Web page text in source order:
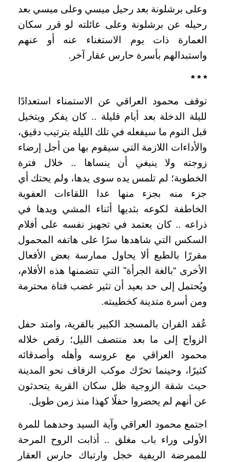
وعلى برشلونة بعد رحيل ميسي وعلى ميسي بعد
رحيله عن برشلونة وعلى عائلته لو قرر سكان
العمارة ذات يوم الاستغناء عنه أو عنهم
واستبدالهم بأسرة حارس عقار آخر.
* * *
توقف محمود العراقي عن الاستمناء استعدادًا
لليلة الدخلة بعد أيام قليلة .. كان يفكر ويتخيل
قبل النوم ما سيفعله في تلك الليلة بترتيب دقيق،
والأداءات اللازمة التي سيقوم بها من أجل إرضاء
زوجته ولا ينبغي أن ينساها .. خلال فترة
الخطوبة؛ لم تلمس يده سوى يدها، ولم يحتك أي
جزء منه بجزء منها عدا اللقاءات العفوية
الخاطفة لكوعه بثديها أثناء المشي ويدها في
ذراعه .. كان يعتمد في تجهيز نفسه على أفلام
السكس التي شاهدها سرًا على هاتفه المحمول
مقررًا بالطبع ألا يحاول ممارسة بعض الأفعال
الأخرى “بالغة الجرأة” التي تتضمنها هذه الأفلام،
ويُحتمل إلى حد بعيد أن تثير غضب فتاة محترمة
ومن أسرة متدينة كخطيبته.
عُقد القران بالمسجد الكبير بالقرية، وامتد حفل
الزواج إلى ما بعد منتصف الليل؛ رقص خلاله
محمود العراقي مع عروسه وأهله وأصدقائه
كثيرًا، وحينما تحرّك موكب الزفاف نحو المدينة
حيث شقة الزوجية ظل سكان القرية يتحدثون
عن أنهم لم يحضروا حفلًا كهذا منذ زمن طويل.
اجتمع محمود العراقي وآية السيد وحدهما للمرة
الأولى وراء باب مغلق .. أذابت الروح المرحة
للممرضة الريفية خجل وارتباك حارس العقار